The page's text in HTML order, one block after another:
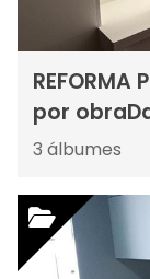
REFORMA
por
3 álbumes